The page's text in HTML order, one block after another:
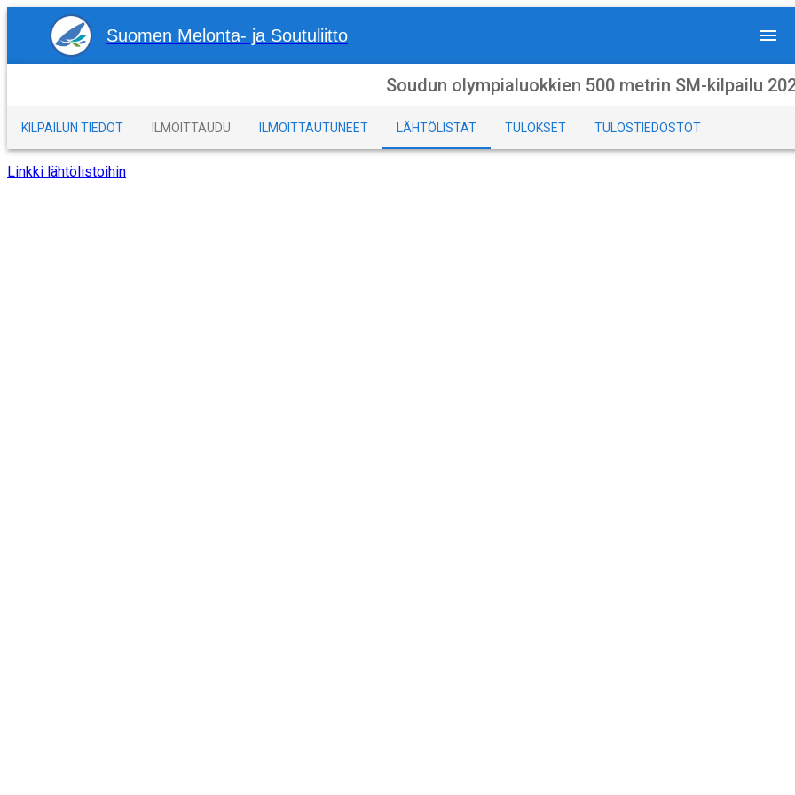
Suomen Melonta- ja Soutuliitto
Soudun olympialuokkien 500 metrin SM-kilpailu
KILPAILUN TIEDOT ILMOITTAUDU ILMOITTAUTUNEET LÄHTÖLISTAT TULOKSET TULOSTIEDOSTOT
Linkki lähtölistoihin